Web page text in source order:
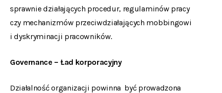
sprawnie działających procedur, regulaminów pracy
czy mechanizmów przeciwdziałających mobbingowi
i dyskryminacji pracowników.
Governance – Ład korporacyjny
Działalność organizacji powinna być prowadzona